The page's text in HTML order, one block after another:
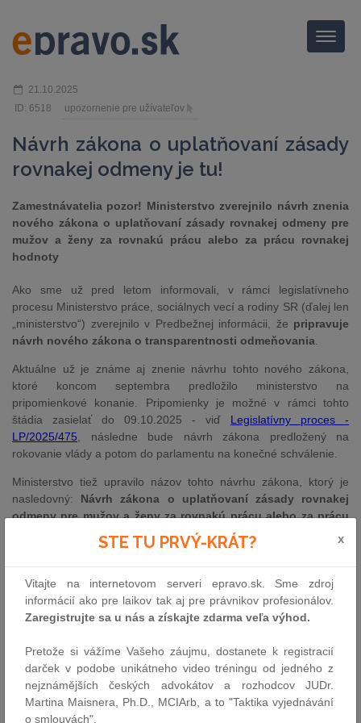
Menu
21.10.2025
ID: 6518
upozornenie pre užívateľov
Návrh zákona o uplatňovaní zásady
rovnakej odmeny je tu!
Zamestnávatelia pozor! Ministerstvo zverejnilo návrh znenia
nového zákona o uplatňovaní zásady rovnakej odmeny pre
mužov a ženy za rovnakú prácu alebo za prácu rovnakej
hodnoty
Ako sme už pred letom informovali, v rámci legislatívneho
procesu Ministerstvo práce, sociálnych vecí a rodiny SR (ďalej len
„ministerstvo“) zverejnilo v Predbežnej informácii, že pripravuje
návrh nového zákona o transparentnosti odmeňovania
Aktuálne už je známe aj znenie návrhu tohto nového zákona,
ktoré koncom septembra predložilo ministerstvo na
pripomienkové konanie. Pripomienky je možné v rámci tohto
štádia zasielať do 09.10.2025 - viď Legislatívny proces -
LP/2025/475 , následne bude návrh zákona predložený na
rokovanie vlády a potom do parlamentu na konečné schválenie.
Ministerstvo tiež upravilo názov tohto návrhu zákona, ktorý je
nasledovný: Návrh zákona o uplatňovaní
zásady rovnakej
odmeny pre mužov a ženy za rovnakú prácu alebo za prácu
rovnakej hodnoty a o zmene a doplnení niektorých zákonov
(ďalej len „zákon o uplatňovaní zásady rovnakej odmeny“).
Týmto zákonom o uplatňovaní zásady rovnakej odmeny sa do
právneho poriadku má transponovaťSmernica Európskeho
parlamentu a Rady (EÚ)
2023/970 z 10. mája 2023
, ktorou sa
a ženy za rovnakú prácu alebo prácu rovnakej hodnoty
prostredníctvom transparentnosti odmeňovania a mechanizmov
presadzovania (ďalej len „smernica“).
Návrh zákona o uplatňovaní zásady rovnakej odmeny
STE TU PRVÝ-KRÁT? x
Vitajte na internetovom serveri epravo.sk. Sme zdroj
informácií ako pre laikov tak aj pre právnikov profesionálov.
Zaregistrujte sa u nás a získajte zdarma veľa výhod.
Pretože si vážíme Vašeho záujmu, dostanete k registracií
darček v podobe unikátneho video tréningu od jedného z
nejznámějších českých advokátov a rozhodcov JUDr.
Martina Maisnera, Ph.D., MCIArb, a to "Taktika vyjednávání
o smlouvách".